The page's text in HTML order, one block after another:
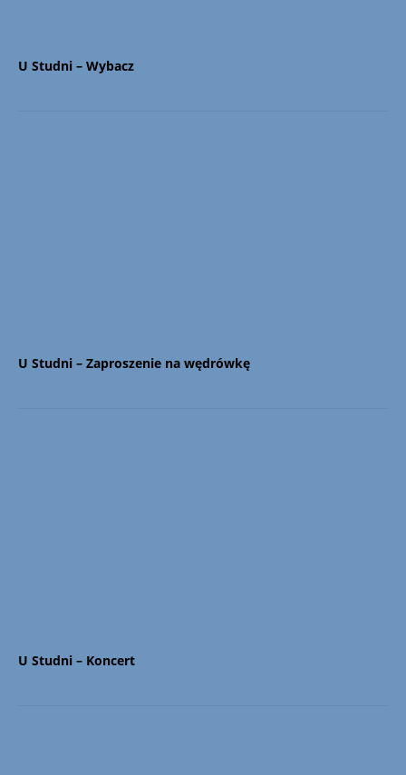
U Studni – Wybacz
U Studni – Zaproszenie na wędrówkę
U Studni – Koncert